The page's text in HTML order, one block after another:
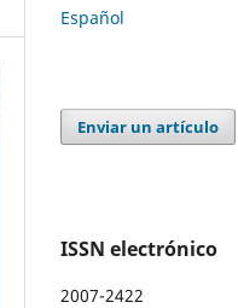
Español
Enviar un artículo
ISSN electrónico
2007-2422